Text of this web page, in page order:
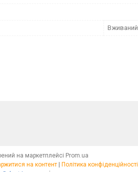
Вживаний
на маркетплейсі Prom.ua
на контент | Політика конфіденційності